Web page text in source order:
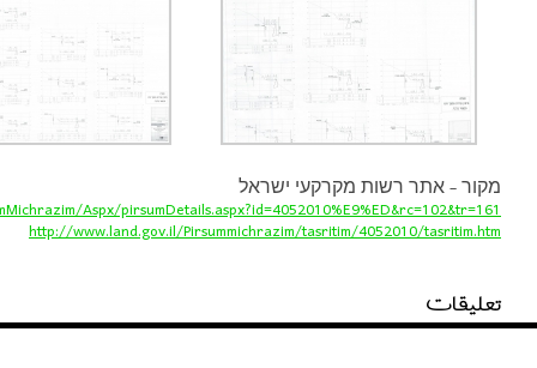
מקור – אתר רשות מקרקעי ישראל
Aspx/pirsumDetails.aspx?id=4052010%E9%ED&rc=102&tr=161
http://www.land.gov.il/Pirsummichrazim/tasritim/4052010/tasritim.htm
تعليقات